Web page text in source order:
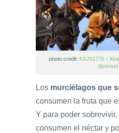
photo credit: KXJS1776 –
(license)
Los murciélagos que
consumen la fruta que
Y para poder
consumen el néctar y